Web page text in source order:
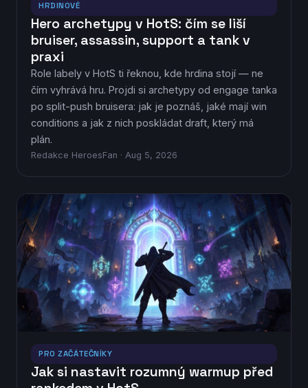
HRDINOVÉ
Hero archetypy v HotS: čím se liší
bruiser, assassin, support a tank v
praxi
Role labely v HotS ti řeknou, kde hrdina stojí — ne
čím vyhrává hru. Projdi si archetypy od engage tanka
po split-push bruisera: jak je poznáš, jaké mají win
conditions a jak z nich poskládat draft, který má
plán.
Redakce HeroesFan · Aug 5, 2026
PRO ZAČÁTEČNÍKY
Jak si nastavit rozumný warmup před